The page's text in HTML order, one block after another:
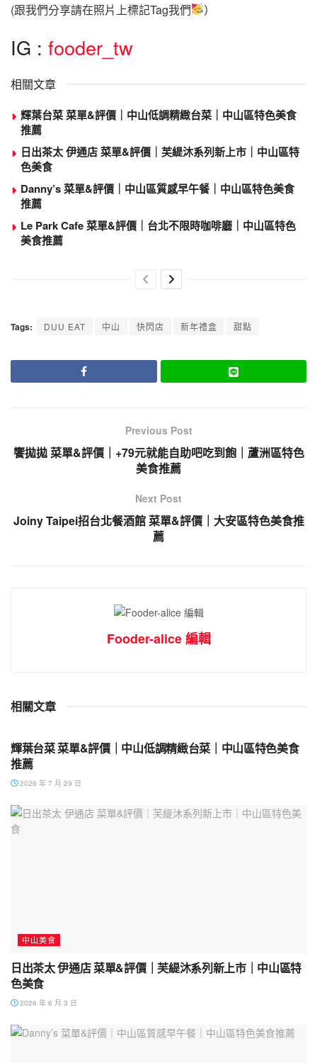
(跟我們分享請在照片上標記Tag我們
）
IG : fooder_tw
相關文章
輝葉台菜 菜單&評價｜中山低調精緻台菜｜中山區特色美食
推薦
日出茶太 伊通店 菜單&評價｜芙緹沐系列新上市｜中山區特
色美食
Danny’s 菜單&評價｜中山區質感早午餐｜中山區特色美食
推薦
Le Park Cafe 菜單&評價｜台北不限時咖啡廳｜中山區特色
美食推薦
Tags: DUU EAT 中山 快閃店 新年禮盒 甜點
Previous Post
饗拋拋 菜單&評價｜+79元就能自助吧吃到飽｜蘆洲區特色
美食推薦
Next Post
Joiny Taipei招台北餐酒館 菜單&評價｜大安區特色美食推
薦
Fooder-alice 編輯
相關文章
輝葉台菜 菜單&評價｜中山低調精緻台菜｜中山區特色美食
推薦
2026 年 7 月 29 日
中山美食
日出茶太 伊通店 菜單&評價｜芙緹沐系列新上市｜中山區特
色美食
2026 年 6 月 3 日